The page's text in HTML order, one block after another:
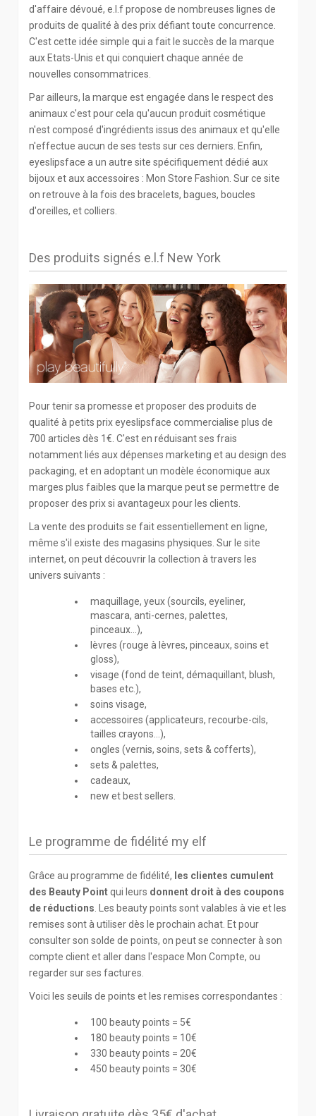
d'affaire dévoué, e.l.f propose de nombreuses lignes de
produits de qualité à des prix défiant toute concurrence.
C'est cette idée simple qui a fait le succès de la marque
aux Etats-Unis et qui conquiert chaque année de
nouvelles consommatrices.
Par ailleurs, la marque est engagée dans le respect des
animaux c'est pour cela qu'aucun produit cosmétique
n'est composé d'ingrédients issus des animaux et qu'elle
n'effectue aucun de ses tests sur ces derniers. Enfin,
eyeslipsface a un autre site spécifiquement dédié aux
bijoux et aux accessoires : Mon Store Fashion. Sur ce site
on retrouve à la fois des bracelets, bagues, boucles
d'oreilles, et colliers.
Des produits signés e.l.f New York
Pour tenir sa promesse et proposer des produits de
qualité à petits prix eyeslipsface commercialise plus de
700 articles dès 1€. C'est en réduisant ses frais
notamment liés aux dépenses marketing et au design des
packaging, et en adoptant un modèle économique aux
marges plus faibles que la marque peut se permettre de
proposer des prix si avantageux pour les clients.
La vente des produits se fait essentiellement en ligne,
même s'il existe des magasins physiques. Sur le site
internet, on peut découvrir la collection à travers les
univers suivants :
maquillage, yeux (sourcils, eyeliner,
mascara, anti-cernes, palettes,
pinceaux...),
lèvres (rouge à lèvres, pinceaux, soins et
gloss),
visage (fond de teint, démaquillant, blush,
bases etc.),
soins visage,
accessoires (applicateurs, recourbe-cils,
tailles crayons...),
ongles (vernis, soins, sets & cofferts),
sets & palettes,
cadeaux,
new et best sellers.
Le programme de fidélité my elf
Grâce au programme de fidélité, les clientes cumulent
des Beauty Pointqui leurs donnent droit à des coupons
de réductions . Les beauty points sont valables à vie et les
remises sont à utiliser dès le prochain achat. Et pour
consulter son solde de points, on peut se connecter à son
compte client et aller dans l'espace Mon Compte, ou
regarder sur ses factures.
Voici les seuils de points et les remises correspondantes :
100 beauty points = 5€
180 beauty points = 10€
330 beauty points = 20€
450 beauty points = 30€